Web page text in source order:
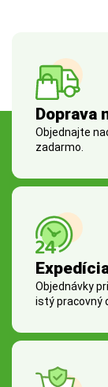
Doprava
Objednajte
zadarmo.
Objednávky
istý pracovný